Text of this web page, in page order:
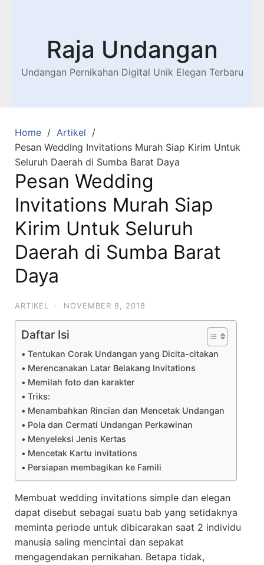
Raja Undangan
Undangan Pernikahan Digital Unik Elegan Terbaru
Home
Artikel
Pesan Wedding Invitations Murah Siap Kirim Untuk
Seluruh Daerah di Sumba Barat Daya
Pesan Wedding
Invitations Murah Siap
Kirim Untuk Seluruh
Daerah di Sumba Barat
Daya
ARTIKEL · NOVEMBER 8, 2018
Daftar Isi
Tentukan Corak Undangan yang Dicita-citakan
Merencanakan Latar Belakang Invitations
Memilah foto dan karakter
Triks:
Menambahkan Rincian dan Mencetak Undangan
Pola dan Cermati Undangan Perkawinan
Menyeleksi Jenis Kertas
Mencetak Kartu invitations
Persiapan membagikan ke Famili
Membuat wedding invitations simple dan elegan
dapat disebut sebagai suatu bab yang setidaknya
meminta periode untuk dibicarakan saat 2 individu
manusia saling mencintai dan sepakat
mengagendakan pernikahan. Betapa tidak,